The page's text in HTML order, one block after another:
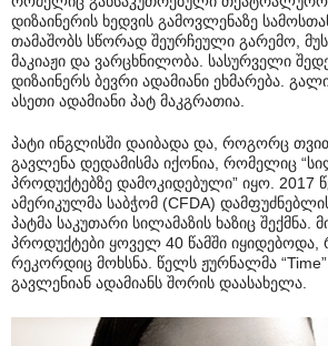
დიზაინერის ხედვის გამოვლენაზე
თამაშობს სწორად შეურჩეული გარემო,
მაკიაჟი და ვარცხნილობა. სასურველი
დიზაინერს ბევრი ადამიანი ეხმარება.
ასეთი ადამიანი პატ მაკგრათია.
პატი ინგლისში დაიბადა და, როგორც
გავლენა დედამისმა იქონია, რომელიც
პროდუქტებზე დამოკიდებული” იყო. 2017
ამერიკულმა საბჭომ (CFDA)
პატმა საკუთარი სილამაზის ხაზიც შექმნა.
პროდუქტები ყოველ 40 წამში იყიდებოდა,
რეკორდიც მოხსნა. წელს ჟურნალმა
გავლენიან ადამიანს შორის დაასახელა.